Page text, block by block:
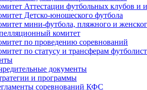
Аттестации футбольных клубов и
Детско-юношеского футбола
мини-футбола, пляжного и
комитет
по проведению соревнований
по статусу и трансферам
документы
и программы
соревнований КФС